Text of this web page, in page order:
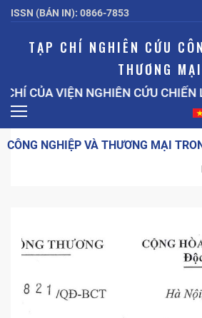
ISSN (BẢN IN): 0866-7853
TẠP CHÍ NGHIÊN CỨU
THƯƠNG MẠI
VIỆN NGHIÊN CỨU CHIẾN
CÔNG NGHIỆP VÀ THƯƠNG MẠI